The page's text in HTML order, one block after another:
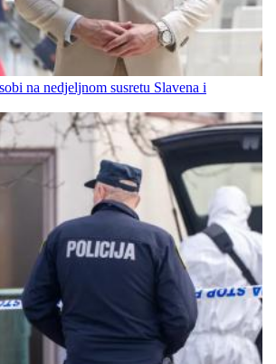
na nedjeljnom susretu Slavena i